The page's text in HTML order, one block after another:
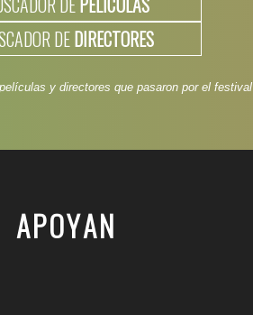
DEDIRECTORES
y directores que pasaron por el festival
APOYAN